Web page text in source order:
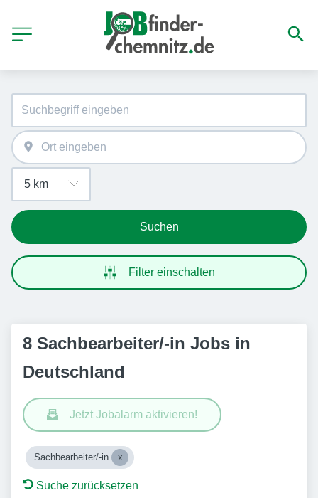
Suchen
Filter einschalten
8 Sachbearbeiter/-in Jobs in
Deutschland
Jetzt Jobalarm aktivieren!
Sachbearbeiter/-in
Suche zurücksetzen